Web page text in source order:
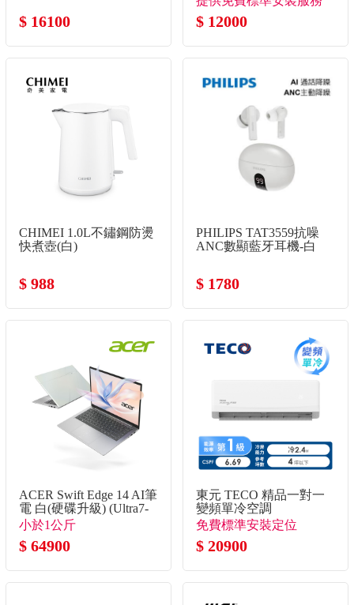
$ 16100 $ 12000
CHIMEI 1.0L不鏽鋼防燙
快煮壺(白)
$ 988
PHILIPS TAT3559抗噪
ANC數顯藍牙耳機-白
$ 1780
ACER Swift Edge 14 AI筆
電 白(硬碟升級) (Ultra7-
355/32G/2TB SSD/W11)
小於1公斤
$ 64900
東元 TECO 精品一對一
變頻單冷空調
免費標準安裝定位
$ 20900